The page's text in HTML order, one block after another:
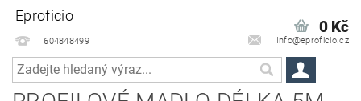
Eproficio
604848499 Info@eproficio.cz
0 Kč